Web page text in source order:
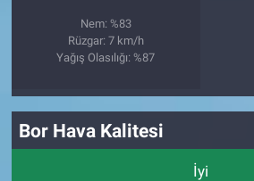
Nem: %83
Rüzgar: 7 km/h
Yağış Olasılığı: %87
Bor Hava Kalitesi
İyi